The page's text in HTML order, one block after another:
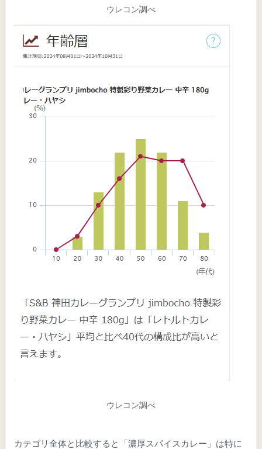
ウレコン調べ
ウレコン調べ
カテゴリ全体と比較すると「濃厚スパイスカレー」は特に